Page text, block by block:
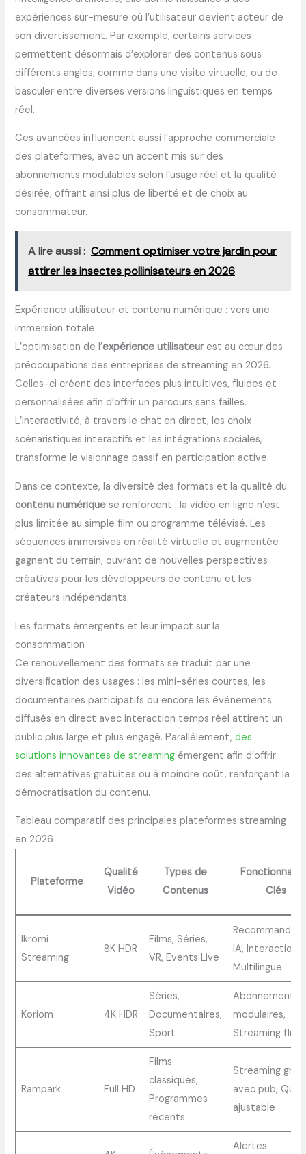
expériences sur-mesure où l’utilisateur devient acteur de
son divertissement. Par exemple, certains services
permettent désormais d’explorer des contenus sous
différents angles, comme dans une visite virtuelle, ou de
basculer entre diverses versions linguistiques en temps
réel.
Ces avancées influencent aussi l’approche commerciale
des plateformes, avec un accent mis sur des
abonnements modulables selon l’usage réel et la qualité
désirée, offrant ainsi plus de liberté et de choix au
consommateur.
A lire aussi : Comment optimiser votre jardin pour
attirer les insectes pollinisateurs en 2026
Expérience utilisateur et contenu numérique : vers une
immersion totale
L’optimisation de l’expérience utilisateurest au cœur des
préoccupations des entreprises de streaming en 2026.
Celles-ci créent des interfaces plus intuitives, fluides et
personnalisées afin d’offrir un parcours sans failles.
L’interactivité, à travers le chat en direct, les choix
scénaristiques interactifs et les intégrations sociales,
transforme le visionnage passif en participation active.
Dans ce contexte, la diversité des formats et la qualité du
contenu numérique se renforcent : la vidéo en ligne n’est
plus limitée au simple film ou programme télévisé. Les
séquences immersives en réalité virtuelle et augmentée
gagnent du terrain, ouvrant de nouvelles perspectives
créatives pour les développeurs de contenu et les
créateurs indépendants.
Les formats émergents et leur impact sur la
consommation
Ce renouvellement des formats se traduit par une
diversification des usages : les mini-séries courtes, les
documentaires participatifs ou encore les événements
diffusés en direct avec interaction temps réel attirent un
public plus large et plus engagé. Parallèlement,des
solutions innovantes de streaming émergent afin d’offrir
des alternatives gratuites ou à moindre coût, renforçant la
démocratisation du contenu.
Tableau comparatif des principales plateformes streaming
en 2026
Plateforme
Qualité
Vidéo
Types de
Contenus
Clés
Ikromi
Streaming
8K HDR
Films, Séries,
VR, Events Live
IA, Interaction
Multilingue
Koriom 4K HDR
Séries,
Documentaires,
Sport
Abonnements
modulaires,
Streaming
Rampark Full HD
Films
classiques,
Programmes
récents
Streaming
avec pub,
ajustable
Alertes